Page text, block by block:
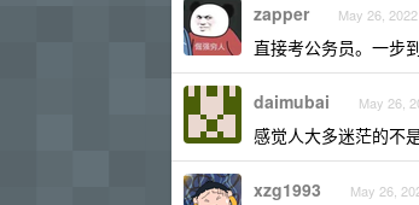
zapper May 26, 2022
直接考公务员。一步
daimubai May 26,
感觉人大多迷茫的不
xzg1993 May 26,